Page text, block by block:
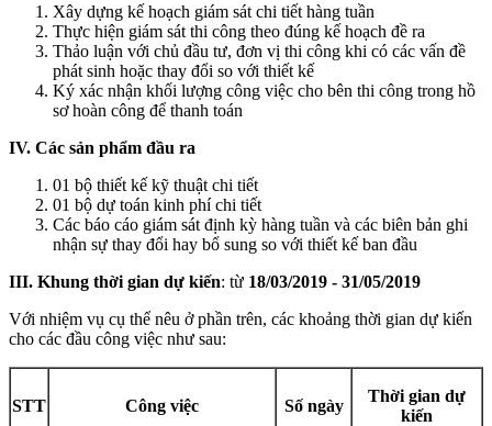
Xây dựng kế hoạch giám sát chi tiết hàng tuần
Thực hiện giám sát thi công theo đúng kế hoạch đề ra
Thảo luận với chủ đầu tư, đơn vị thi công khi có các vấn đề
phát sinh hoặc thay đổi so với thiết kế
Ký xác nhận khối lượng công việc cho bên thi công trong hồ
sơ hoàn công để thanh toán
IV. Các sản phẩm đầu ra
01 bộ thiết kế kỹ thuật chi tiết
01 bộ dự toán kinh phí chi tiết
Các báo cáo giám sát định kỳ hàng tuần và các biên bản ghi
nhận sự thay đổi hay bổ sung so với thiết kế ban đầu
III. Khung thời gian dự kiến: từ 18/03/2019 - 31/05/2019
Với nhiệm vụ cụ thể nêu ở phần trên, các khoảng thời gian dự kiến
cho các đầu công việc như sau:
STT Công việc Số ngày
Thời gian dự
kiến